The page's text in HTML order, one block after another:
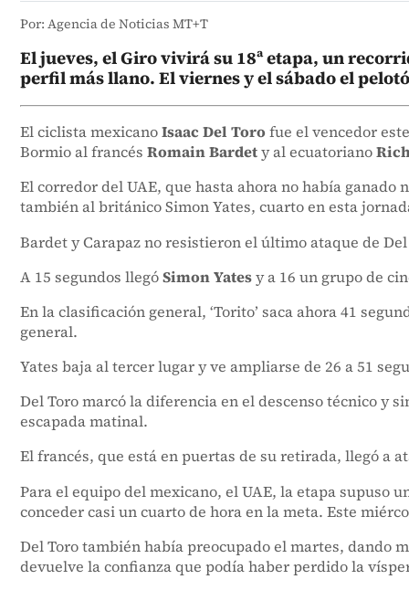
Por: Agencia de Noticias MT+T
El jueves, el Giro vivirá su 18ª etapa, un
perfil más llano. El viernes y el sábado el
El ciclista mexicanoIsaac Del Toro fue el vencedor
Bormio al francés Romain Bardety al ecuatoriano
El corredor del UAE, que hasta ahora no había ganado
también al británico Simon Yates, cuarto en esta
Bardet y Carapaz no resistieron el último ataque de
A 15 segundos llegóSimon Yatesy a 16 un grupo de
En la clasificación general, ‘Torito’ saca ahora 41
general.
Yates baja al tercer lugar y ve ampliarse de 26 a 51
Del Toro marcó la diferencia en el descenso técnico y
escapada matinal.
El francés, que está en puertas de su retirada, llegó a
Para el equipo del mexicano, el UAE, la etapa supuso
conceder casi un cuarto de hora en la meta. Este
Del Toro también había preocupado el martes, dando
devuelve la confianza que podía haber perdido la